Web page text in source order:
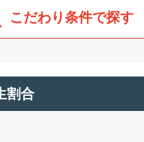
こだわり条件で探す
割合